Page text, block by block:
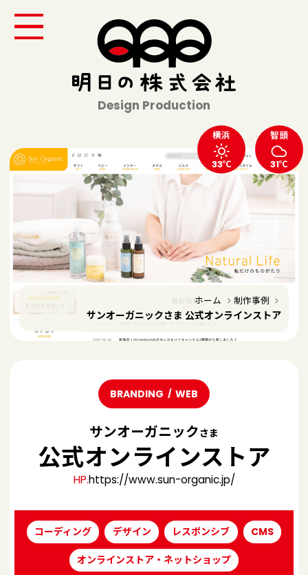
Design Production
横浜
33℃
智頭
31℃
ホーム 制作事例
サンオーガニックさま 公式オンラインストア
BRANDING WEB
サンオーガニックさま
公式オンラインストア
HP.https://www.sun-organic.jp/
コーディング デザイン レスポンシブ CMS
オンラインストア・ネットショップ